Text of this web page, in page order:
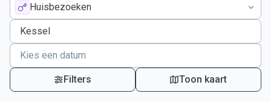
Huisbezoeken
Filters Toon kaart